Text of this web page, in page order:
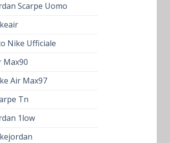
Scarpe Uomo
Nike Ufficiale
Max90
Air Max97
Tn
1low